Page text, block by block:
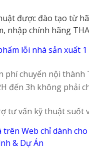
được đào tạo từ
nhập chính hãng
lỗi nhà sản xuất
phí chuyển nội thành
đến 3h không phải
tư vấn kỹ thuật suốt
Web chỉ dành
& Dự Án